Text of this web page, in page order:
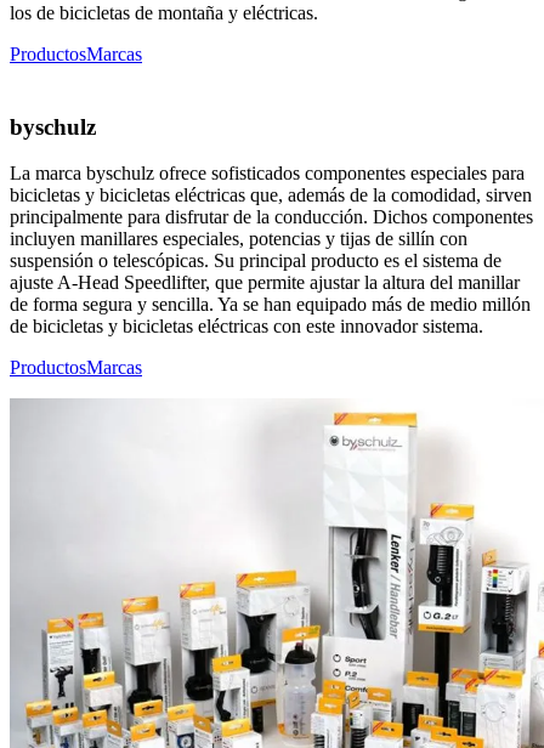
los de bicicletas de montaña y eléctricas.
ProductosMarcas
byschulz
La marca byschulz ofrece sofisticados componentes especiales para
bicicletas y bicicletas eléctricas que, además de la comodidad, sirven
principalmente para disfrutar de la conducción. Dichos componentes
incluyen manillares especiales, potencias y tijas de sillín con
suspensión o telescópicas. Su principal producto es el sistema de
ajuste A-Head Speedlifter, que permite ajustar la altura del manillar
de forma segura y sencilla. Ya se han equipado más de medio millón
de bicicletas y bicicletas eléctricas con este innovador sistema.
ProductosMarcas